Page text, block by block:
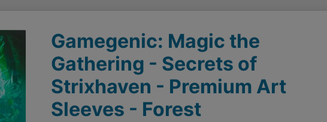
Gamegenic: Magic the
Gathering - Secrets of
Strixhaven - Premium Art
Sleeves - Forest